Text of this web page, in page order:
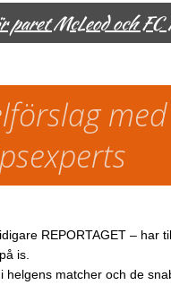
McLeod och FC
REPORTAGET – har
is.
helgens matcher och de